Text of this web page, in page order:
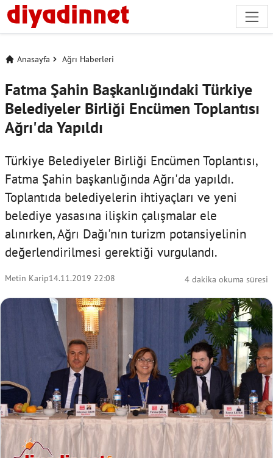
Anasayfa Ağrı Haberleri
Fatma Şahin Başkanlığındaki Türkiye
Belediyeler Birliği Encümen Toplantısı
Ağrı'da Yapıldı
Türkiye Belediyeler Birliği Encümen Toplantısı,
Fatma Şahin başkanlığında Ağrı'da yapıldı.
Toplantıda belediyelerin ihtiyaçları ve yeni
belediye yasasına ilişkin çalışmalar ele
alınırken, Ağrı Dağı'nın turizm potansiyelinin
değerlendirilmesi gerektiği vurgulandı.
Metin Karip14.11.2019 22:08 4 dakika okuma süresi